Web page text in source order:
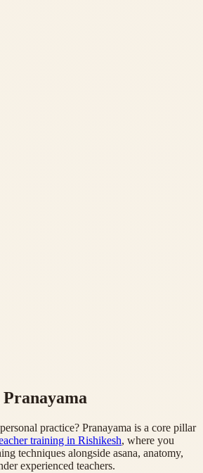
practice? Pranayama is a core pillar
training in Rishikesh, where you
techniques alongside asana, anatomy,
experienced teachers.